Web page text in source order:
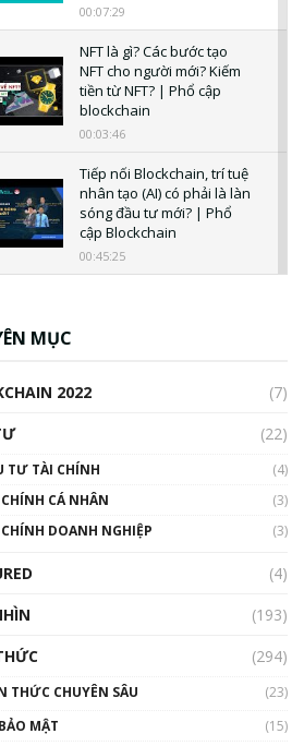
00:07:29
NFT là gì? Các bước tạo
NFT cho người mới? Kiếm
tiền từ NFT? | Phổ cập
blockchain
00:03:46
Tiếp nối Blockchain, trí tuệ
nhân tạo (AI) có phải là làn
sóng đầu tư mới? | Phổ
cập Blockchain
00:45:25
uptrend trong năm 2023? |
Phổ cập Blockchain
00:02:14
Nhìn lại năm 2022: Những
nhân vật ảnh hưởng nhất
hệ sinh thái tiền mã hoá |
MỤC
2022
(7)
(22)
TƯ TÀI CHÍNH
(4)
CÁ NHÂN
(3)
DOANH NGHIỆP
(3)
(4)
(193)
(294)
THỨC CHUYÊN SÂU
(23)
BẢO MẬT
(15)